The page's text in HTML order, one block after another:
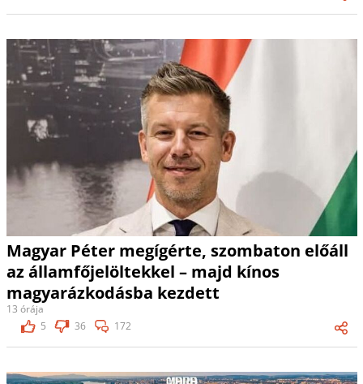
Magyar Péter megígérte, szombaton előáll
az államfőjelöltekkel – majd kínos
magyarázkodásba kezdett
13 órája
5
36 172